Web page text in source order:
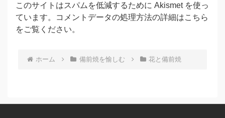
このサイトはスパムを低減するために Akismet を使っ
ています。
コメントデータの処理方法の詳細はこちら
をご覧ください。
ホーム 備前焼を愉しむ 花と備前焼